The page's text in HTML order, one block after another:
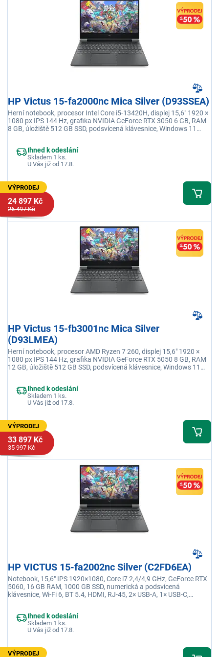
HP Victus 15-fa2000nc Mica Silver (D93SSEA)
Herní notebook, procesor Intel Core i5-13420H, displej 15,6" 1920 ×
1080 px IPS 144 Hz, grafika NVIDIA GeForce RTX 3050 6 GB, RAM
8 GB, úložiště 512 GB SSD, podsvícená klávesnice, Windows 11
Ihned k odeslání
Skladem 1 ks.
U Vás již od 17.8.
VÝPRODEJ
24 897 Kč
26 497 Kč
HP Victus 15-fb3001nc Mica Silver
(D93LMEA)
Herní notebook, procesor AMD Ryzen 7 260, displej 15,6" 1920 ×
1080 px IPS 144 Hz, grafika NVIDIA GeForce RTX 5050 8 GB, RAM
12 GB, úložiště 512 GB SSD, podsvícená klávesnice, Windows 11
Ihned k odeslání
Skladem 1 ks.
U Vás již od 17.8.
VÝPRODEJ
33 897 Kč
35 997 Kč
HP VICTUS 15-fa2002nc Silver (C2FD6EA)
Notebook, 15,6" IPS 1920×1080, Core i7 2,4/4,9 GHz, GeForce RTX
5060, 16 GB RAM, 1000 GB SSD, numerická a podsvícená
klávesnice, Wi-Fi 6, BT 5.4, HDMI, RJ-45, 2× USB-A, 1× USB-C,
Ihned k odeslání
Skladem 1 ks.
U Vás již od 17.8.
VÝPRODEJ